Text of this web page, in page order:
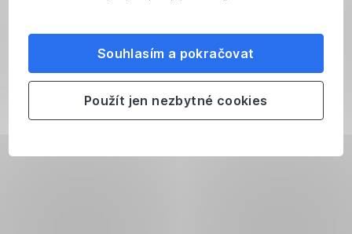
Souhlasím a pokračovat
Použít jen nezbytné cookies